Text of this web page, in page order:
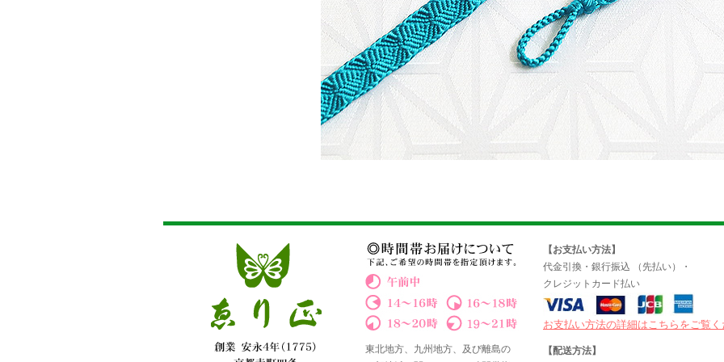
東北地方、九州地方、及び離島の
【お支払い方法】
代金引換・銀行振込 （先払い）・
クレジットカード払い
お支払い方法の詳細はこちらをご覧
【配送方法】